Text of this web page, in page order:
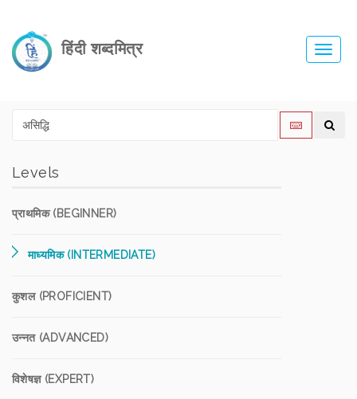
हिंदी शब्दमित्र
Levels
प्राथमिक (BEGINNER)
माध्यमिक (INTERMEDIATE)
कुशल (PROFICIENT)
उन्नत (ADVANCED)
विशेषज्ञ (EXPERT)